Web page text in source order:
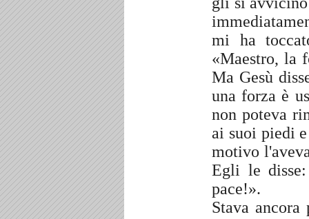
mi ha
«Maestro, la
Ma Gesù
una forza è
non poteva
ai suoi piedi
motivo
Egli le
pace!».
Stava